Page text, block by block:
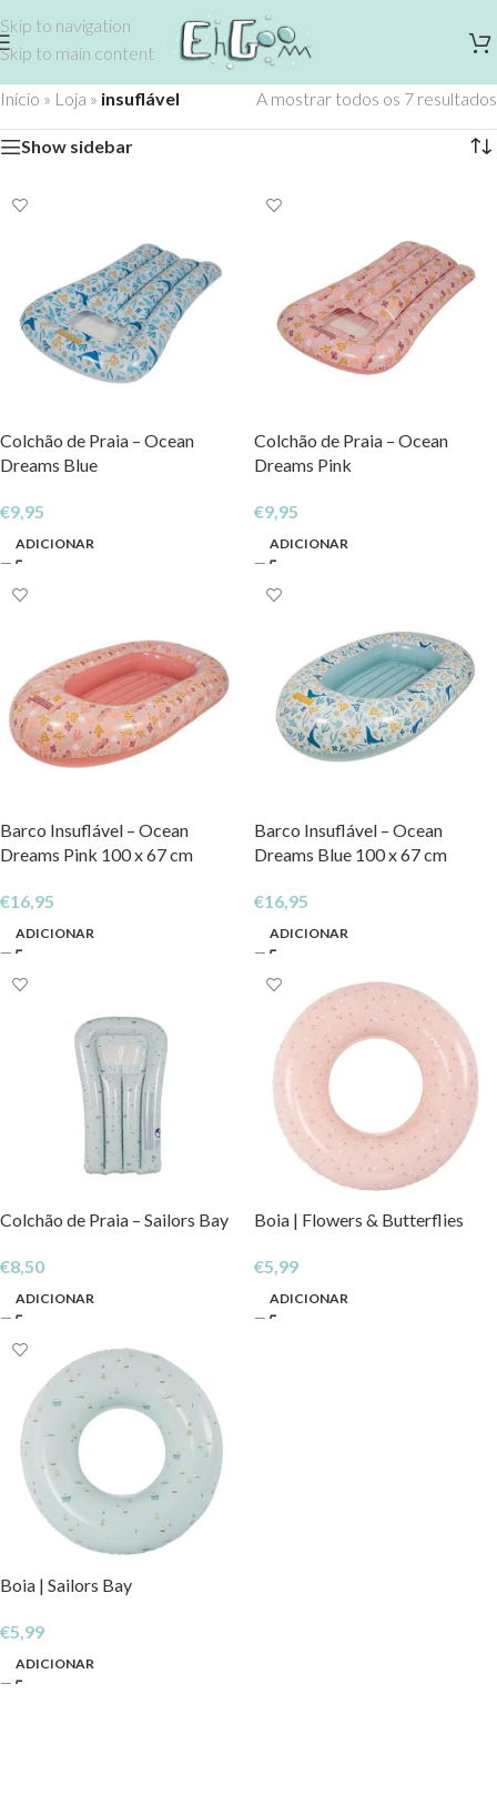
Skip to navigation
Skip to main content
Início » Loja » insuflável A mostrar todos os 7 resultados
Show sidebar
Colchão de Praia – Ocean
Dreams Blue
€9,95
ADICIONAR
Colchão de Praia – Ocean
Dreams Pink
€9,95
ADICIONAR
Barco Insuflável – Ocean
Dreams Pink 100 x 67 cm
€16,95
ADICIONAR
Barco Insuflável – Ocean
Dreams Blue 100 x 67 cm
€16,95
ADICIONAR
Colchão de Praia – Sailors Bay
€8,50
ADICIONAR
Boia | Flowers & Butterflies
€5,99
ADICIONAR
Boia | Sailors Bay
€5,99
ADICIONAR